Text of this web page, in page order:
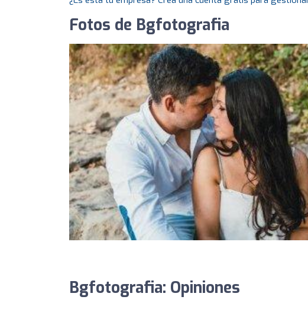
Fotos de Bgfotografia
Bgfotografia: Opiniones